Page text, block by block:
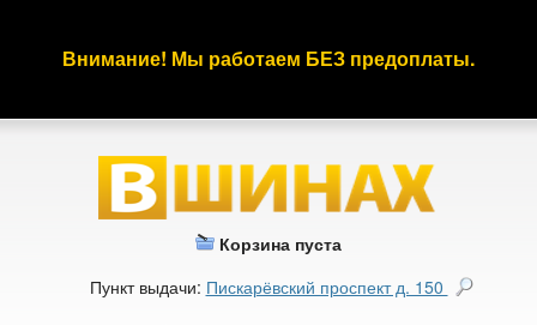
Внимание! Мы работаем БЕЗ предоплаты.
Корзина пуста
Пункт выдачи: Пискарёвский проспект д. 150